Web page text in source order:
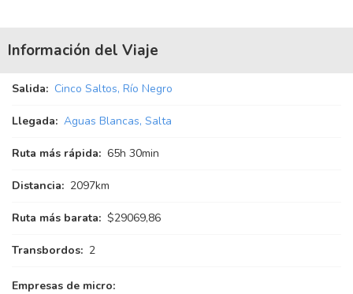
Información del Viaje
Salida: Cinco Saltos, Río Negro
Llegada: Aguas Blancas, Salta
Ruta más rápida: 65h 30min
Distancia: 2097km
Ruta más barata: $29069,86
Transbordos: 2
Empresas de micro: